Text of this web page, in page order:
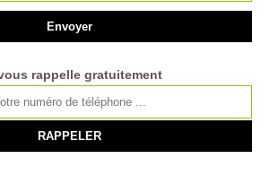
rappelle gratuitement